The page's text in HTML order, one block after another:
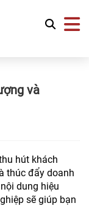
và
hút khách
thúc đẩy doanh
dung hiệu
sẽ giúp bạn